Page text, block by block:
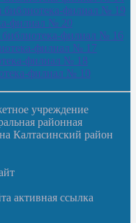
библиотека-филиал № 19
филиал № 20
библиотека-филиал № 16
филиал № 17
филиал № 18
филиал № 10
учреждение
районная
Калтасинский район
активная ссылка